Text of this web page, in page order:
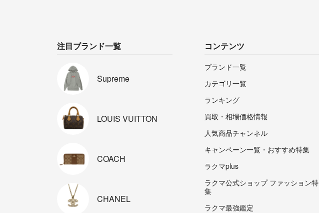
注目ブランド一覧
Supreme
LOUIS VUITTON
COACH
CHANEL
コンテンツ
ブランド一覧
カテゴリ一覧
ランキング
買取・相場価格情報
人気商品チャンネル
キャンペーン一覧・おすすめ特集
ラクマplus
ラクマ公式ショップ ファッション特
集
ラクマ最強鑑定